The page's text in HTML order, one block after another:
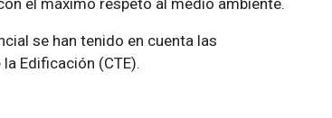
el máximo respeto al medio ambiente.
se han tenido en cuenta las
Edificación (CTE).